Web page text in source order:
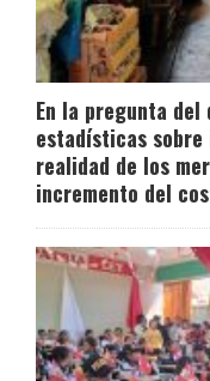
En la pregunta
estadísticas
realidad de los
incremento del